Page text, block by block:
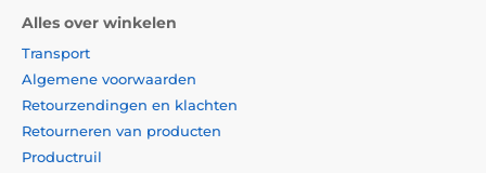
Alles over winkelen
Transport
Algemene voorwaarden
Retourzendingen en klachten
Retourneren van producten
Productruil